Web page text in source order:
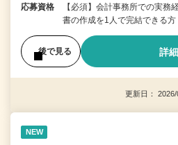
応募資格
【必須】会計事務所での実務
書の作成を1人で完結できる方
後で見る 詳
更新日：
NEW